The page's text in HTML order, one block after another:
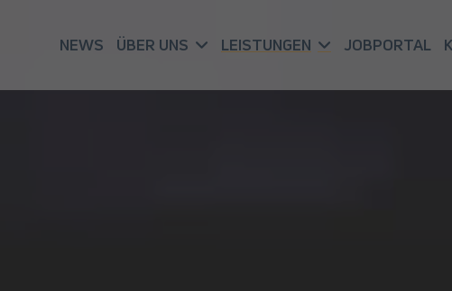
NEWS ÜBER UNS LEISTUNGEN JOBPORTAL